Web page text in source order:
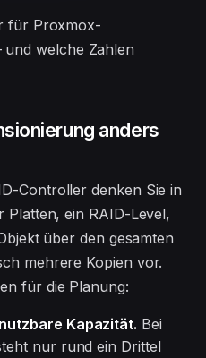
für Proxmox-
welche Zahlen
anders
Controller denken Sie in
Platten, ein RAID-Level,
über den gesamten
mehrere Kopien vor.
für die Planung:
Kapazität. Bei
nur rund ein Drittel